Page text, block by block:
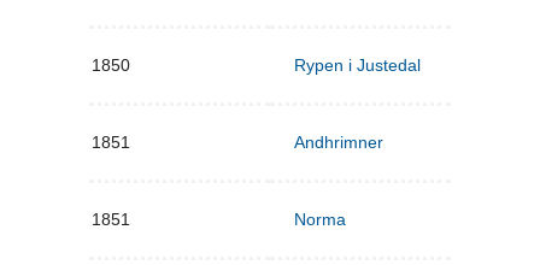
1850 Rypen i Justedal
1851 Andhrimner
1851 Norma